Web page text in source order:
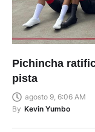
Pichincha
pista
agosto 9, 6:06 AM
By Kevin Yumbo